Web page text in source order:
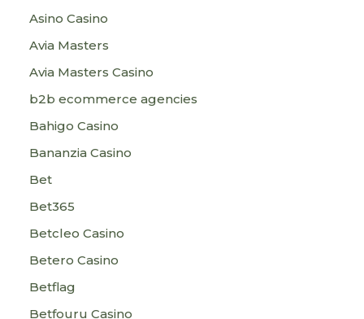
Asino Casino
Avia Masters
Avia Masters Casino
b2b ecommerce agencies
Bahigo Casino
Bananzia Casino
Bet
Bet365
Betcleo Casino
Betero Casino
Betflag
Betfouru Casino